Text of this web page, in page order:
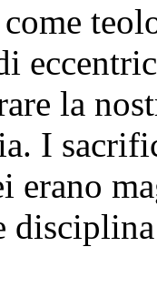
la
I
erano